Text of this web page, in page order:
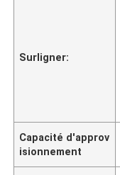
Surligner:
Capacité d'approv
isionnement